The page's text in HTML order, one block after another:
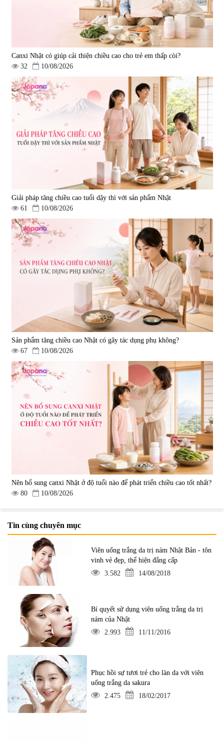
Canxi Nhật có giúp cải thiện chiều cao cho trẻ em thấp còi?
32
10/08/2026
Giải pháp tăng chiều cao tuổi dậy thì với sản phẩm Nhật
61
10/08/2026
Sản phẩm tăng chiều cao Nhật có gây tác dụng phụ không?
67
10/08/2026
Nên bổ sung canxi Nhật ở độ tuổi nào để phát triển chiều cao tốt nhất?
80
10/08/2026
Tin cùng chuyên mục
Viên uống trắng da trị nám Nhật Bản - tôn
vinh vẻ đẹp, thể hiện đẳng cấp
3.582
14/08/2018
Bí quyết sử dụng viên uống trắng da trị
nám của Nhật
2.993
11/11/2016
Phục hồi sự tươi trẻ cho làn da với viên
uống trắng da sakura
2.475
18/02/2017